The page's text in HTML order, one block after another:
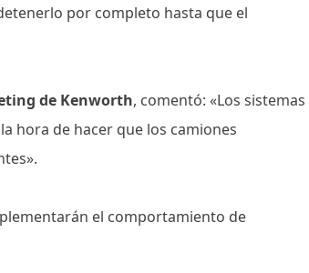
por completo hasta que el
de Kenworth, comentó: «Los sistemas
hora de hacer que los camiones
el comportamiento de